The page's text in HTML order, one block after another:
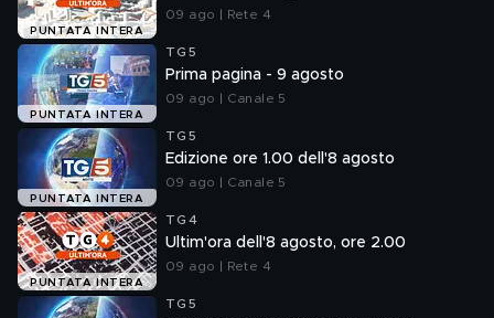
PUNTATA INTERA
09 ago | Rete 4
PUNTATA INTERA
TG5
Prima pagina - 9 agosto
09 ago | Canale 5
PUNTATA INTERA
TG5
Edizione ore 1.00 dell'8 agosto
09 ago | Canale 5
PUNTATA INTERA
TG4
Ultim'ora dell'8 agosto, ore 2.00
09 ago | Rete 4
TG5